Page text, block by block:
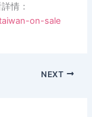
情：
on-sale
NEXT